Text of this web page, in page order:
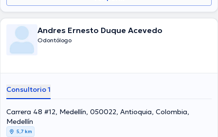
Andres Ernesto Duque Acevedo
Odontólogo
Consultorio 1
Carrera 48 #12, Medellín, 050022, Antioquia, Colombia,
Medellín
5,7 km